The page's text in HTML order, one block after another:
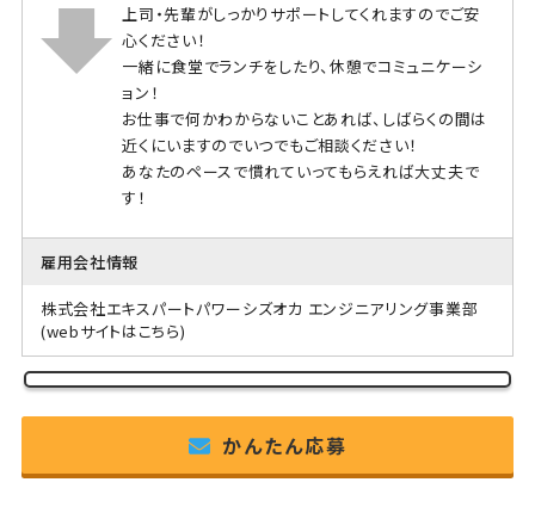
上司・先輩がしっかりサポートしてくれますのでご安
心ください！
一緒に食堂でランチをしたり、休憩でコミュニケーシ
ョン！
お仕事で何かわからないことあれば、しばらくの間は
近くにいますのでいつでもご相談ください！
あなたのペースで慣れていってもらえれば大丈夫で
す！
雇用会社情報
株式会社エキスパートパワーシズオカ エンジニアリング事業部
(webサイトはこちら)
かんたん応募